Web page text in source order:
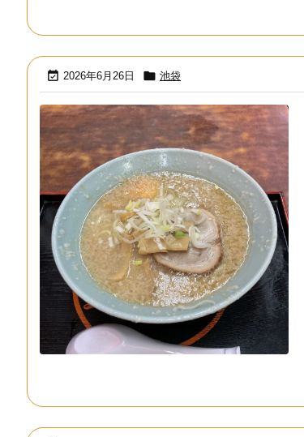
 2026年6月26日  池袋